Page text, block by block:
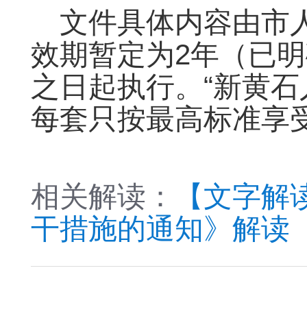
文件具体内容由市
效期暂定为2年（已
之日起执行。“新黄
每套只按最高标准享
相关解读：
【文字
干措施的通知》解读